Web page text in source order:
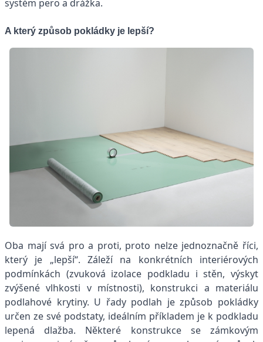
systém pero a drážka.
A který způsob pokládky je lepší?
Oba mají svá pro a proti, proto nelze jednoznačně říci,
který je „lepší“. Záleží na konkrétních interiérových
podmínkách (zvuková izolace podkladu i stěn, výskyt
zvýšené vlhkosti v místnosti), konstrukci a materiálu
podlahové krytiny. U řady podlah je způsob pokládky
určen ze své podstaty, ideálním příkladem je k podkladu
lepená dlažba. Některé konstrukce se zámkovým